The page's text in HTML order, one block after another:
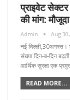
प्राइवेट
की मांग:
Admin Aug
नई दिल्ली,30अगस्त।
संख्या दिन-ब-दिन
आर्थिक सुरक्षा एक
READ MORE...